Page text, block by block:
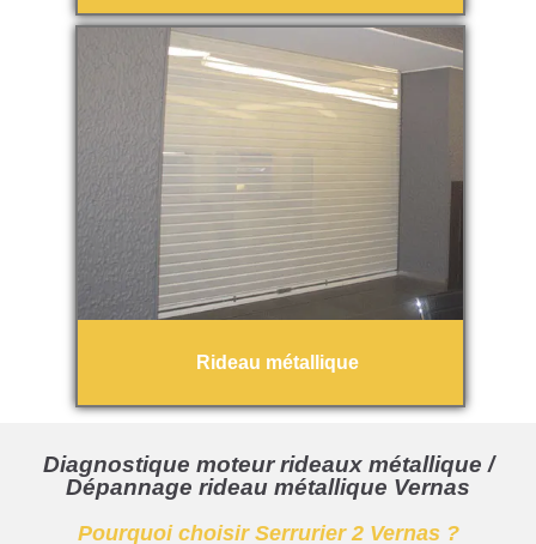
Rideau métallique
Diagnostique moteur rideaux métallique /
Dépannage rideau métallique Vernas
Pourquoi choisir Serrurier 2 Vernas ?